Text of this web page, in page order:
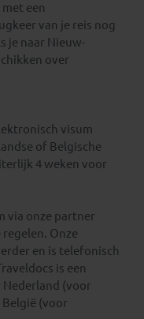
een
van je reis nog
je naar Nieuw-
over
visum
of Belgische
4 weken voor
via onze partner
Onze
en is telefonisch
is een
(voor
(voor